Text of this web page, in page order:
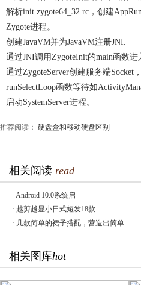
解析init.zygote64_32.rc，创建
Zygote进程。
创建JavaVM并为JavaVM注册JNI.
通过JNI调用ZygoteInit的main函数进
通过ZygoteServer创建服务端Socket
runSelectLoop函数等待如
启动SystemServer进程。
推荐阅读： 硬盘盒和移动硬盘区别
相关阅读 read
· Android 10.0系统启
· 越剪越显小日式短发18款
· 几款简单的裙子搭配，营造出简单
相关图库hot